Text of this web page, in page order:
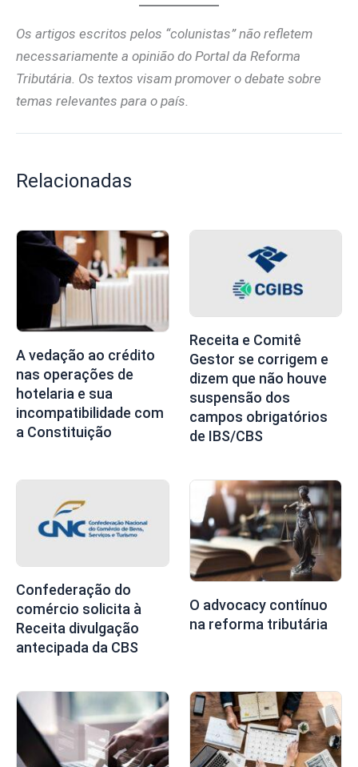
Os artigos escritos pelos “colunistas” não refletem
necessariamente a opinião do Portal da Reforma
Tributária. Os textos visam promover o debate sobre
temas relevantes para o país.
Relacionadas
A vedação ao crédito
nas operações de
hotelaria e sua
incompatibilidade com
a Constituição
Receita e Comitê
Gestor se corrigem e
dizem que não houve
suspensão dos
campos obrigatórios
de IBS/CBS
Confederação do
comércio solicita à
Receita divulgação
antecipada da CBS
O advocacy contínuo
na reforma tributária